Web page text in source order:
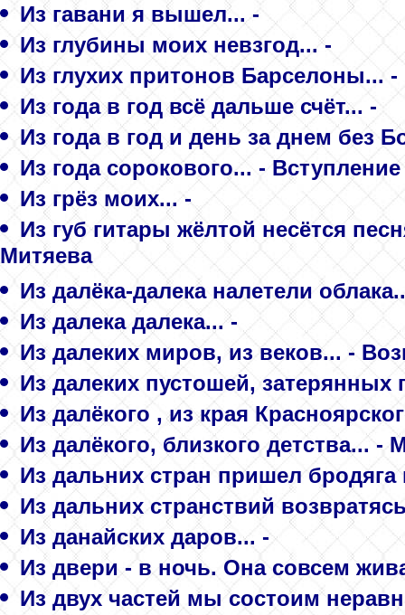
Из гавани я вышел... -
Из глубины моих невзгод... -
Из глухих притонов Барселоны...
Из года в год всё дальше счёт... -
Из года в год и день за днем без
Из года сорокового... - Вступление
Из грёз моих... -
Из губ гитары жёлтой несётся
Митяева
Из далёка-далека налетели
Из далека далека... -
Из далеких миров, из веков... -
Из далеких пустошей, затерянных
Из далёкого , из края
Из далёкого, близкого детства... -
Из дальних стран пришел
Из дальних странствий
Из данайских даров... -
Из двери - в ночь. Она совсем
Из двух частей мы состоим